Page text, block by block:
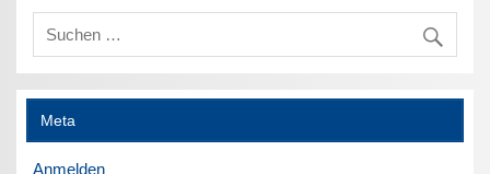
Meta
Anmelden